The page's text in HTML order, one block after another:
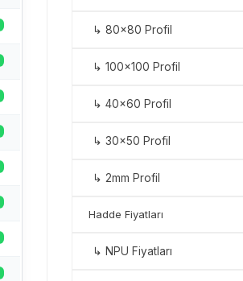
↳ 80x80 Profil
↳ 100x100 Profil
↳ 40x60 Profil
↳ 30x50 Profil
↳ 2mm Profil
Hadde Fiyatları
↳ NPU Fiyatları